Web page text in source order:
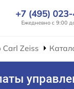
+7 (495)
Ежедневно с 9:00
Zeiss